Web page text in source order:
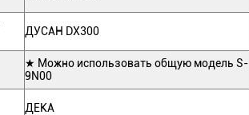
ДУСАН DX300
★ Можно использовать общую модель S-
9N00
ДЕКА